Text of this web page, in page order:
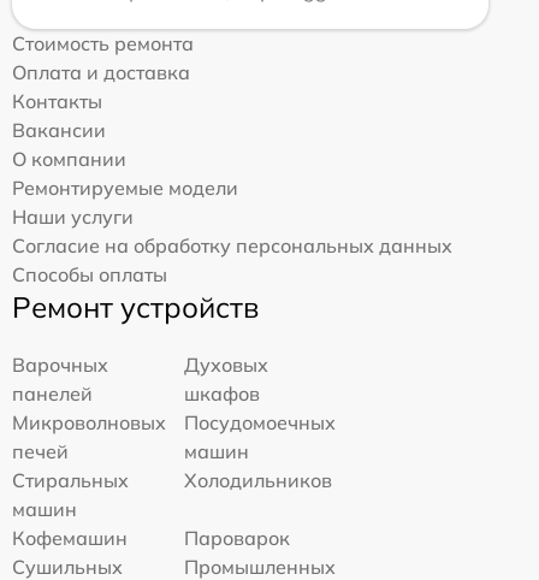
Стоимость ремонта
Оплата и доставка
Контакты
Вакансии
О компании
Ремонтируемые модели
Наши услуги
Согласие на обработку персональных данных
Способы оплаты
Ремонт устройств
Варочных
панелей
Духовых
шкафов
Микроволновых
печей
Посудомоечных
машин
Стиральных
машин
Холодильников
Кофемашин
Пароварок
Сушильных
Промышленных